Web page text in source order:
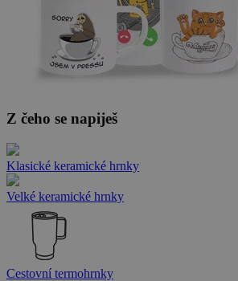
Z čeho se napiješ
Klasické keramické hrnky
Velké keramické hrnky
Cestovní termohrnky